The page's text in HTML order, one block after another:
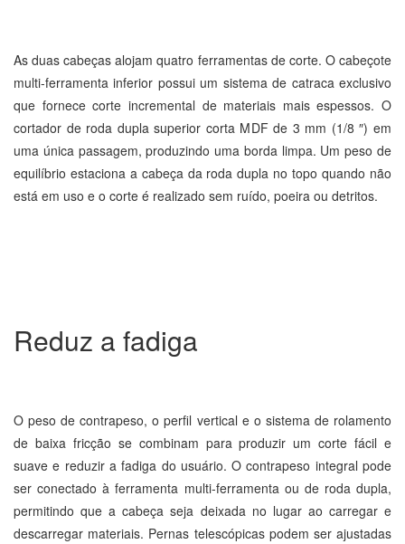
As duas cabeças alojam quatro ferramentas de corte. O cabeçote
multi-ferramenta inferior possui um sistema de catraca exclusivo
que fornece corte incremental de materiais mais espessos. O
cortador de roda dupla superior corta MDF de 3 mm (1/8 ″) em
uma única passagem, produzindo uma borda limpa. Um peso de
equilíbrio estaciona a cabeça da roda dupla no topo quando não
está em uso e o corte é realizado sem ruído, poeira ou detritos.
Reduz a fadiga
O peso de contrapeso, o perfil vertical e o sistema de rolamento
de baixa fricção se combinam para produzir um corte fácil e
suave e reduzir a fadiga do usuário. O contrapeso integral pode
ser conectado à ferramenta multi-ferramenta ou de roda dupla,
permitindo que a cabeça seja deixada no lugar ao carregar e
descarregar materiais. Pernas telescópicas podem ser ajustadas